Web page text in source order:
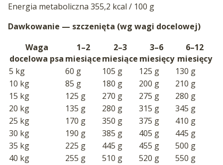
Energia metaboliczna 355,2 kcal / 100 g
Dawkowanie — szczenięta (wg wagi docelowej)
Waga
docelowa psa
1–2
miesiące
2–3
miesiące
3–6
miesięcy
6–12
miesięcy
5 kg
60 g 105 g 125 g
130 g
10 kg
85 g 180 g 200 g
210 g
15 kg
125 g 270 g 275 g
280 g
20 kg
135 g 280 g 315 g
345 g
25 kg
170 g 350 g 375 g
410 g
30 kg
190 g 385 g 405 g
445 g
35 kg
225 g 445 g 455 g
500 g
40 kg
255 g 510 g 520 g 550 g